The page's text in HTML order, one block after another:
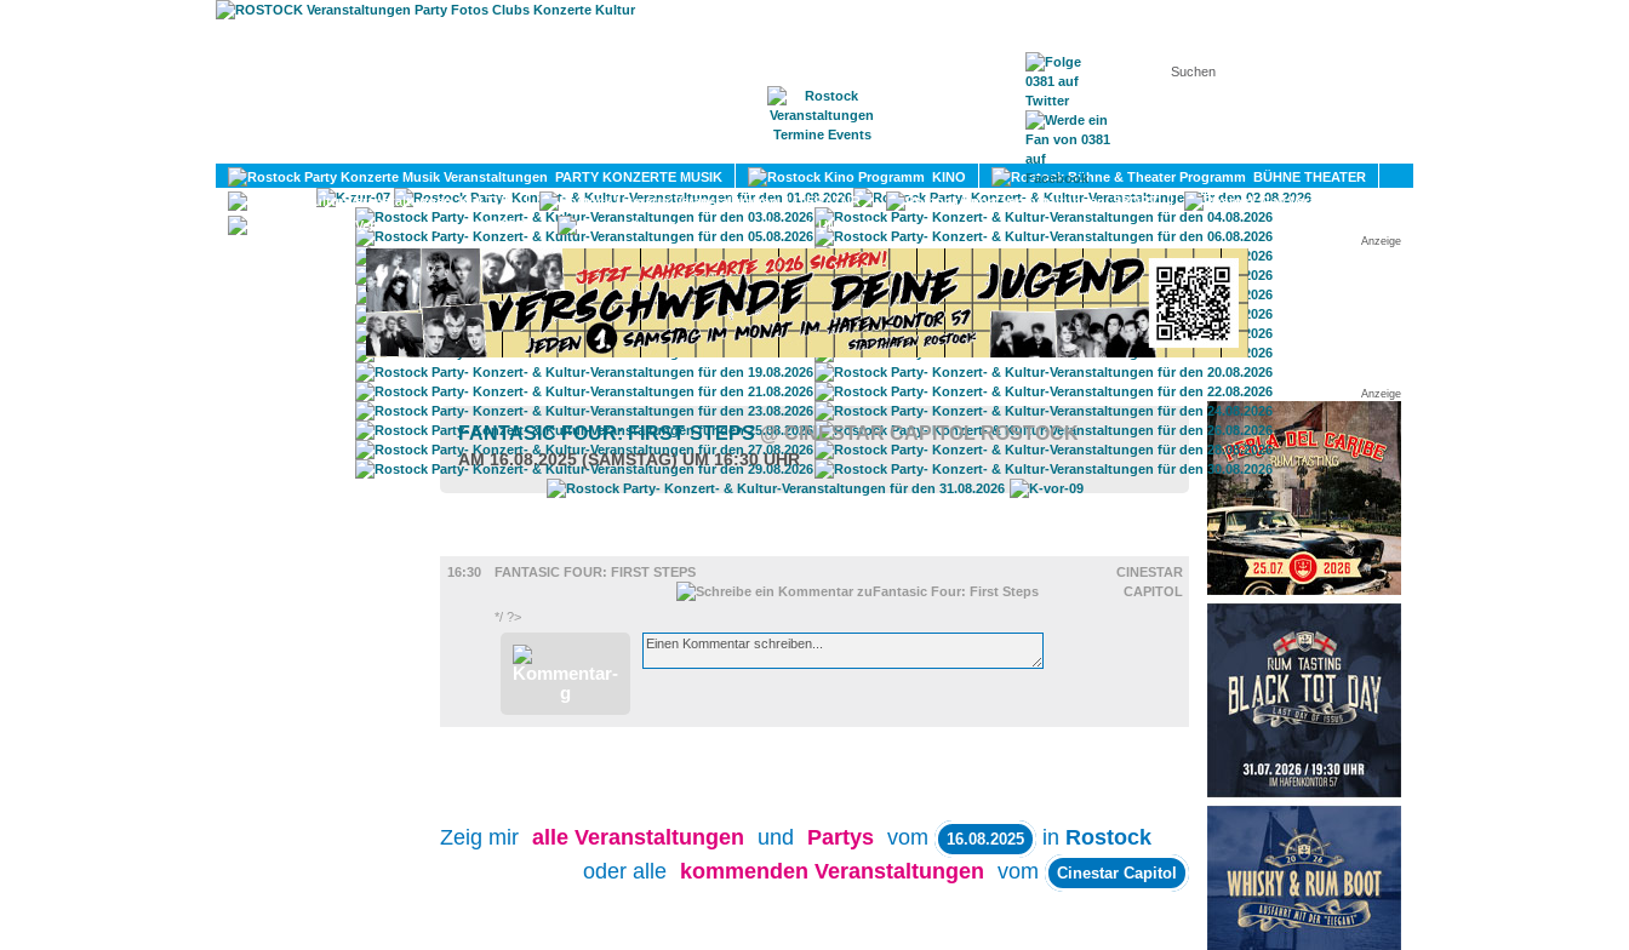
KONTAKT
PARTY KONZERTE MUSIK KINO
BÜHNE THEATER
KULTUR
LITERATUR SPORT
DIVERSES
UMLAND
Anzeige
Anzeige
FANTASIC FOUR: FIRST STEPS@ CINESTAR CAPITOL ROSTOCK
AM 16.08.2025 (SAMSTAG) UM 16:30 UHR
16:30
FANTASIC FOUR: FIRST STEPS
CINESTAR
CAPITOL
*/ ?>
Zeig mir alle Veranstaltungen und Partys vom 16.08.2025 in Rostock
oder alle
kommenden Veranstaltungen vom Cinestar Capitol